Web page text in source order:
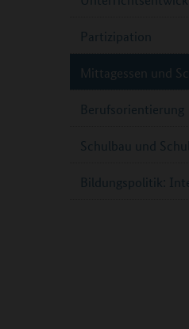
Partizipation
Mittagessen und
Berufsorientierung
Schulbau und
Bildungspolitik: